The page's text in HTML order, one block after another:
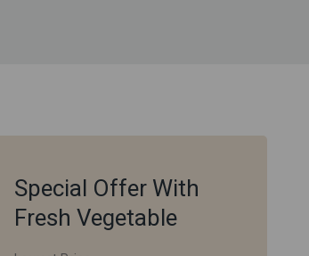
Special Offer With
Fresh Vegetable